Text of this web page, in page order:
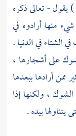
) يقول - تعالى ذكره
منها أرادوه في
في الدنيا .
على أشجارها ،
ممن أرادها ببعدها
، ولكنها إذا
بيده .